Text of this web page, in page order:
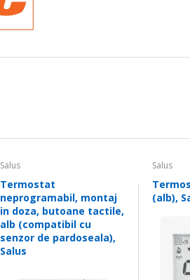
Salus
Termostat
neprogramabil, montaj
in doza, butoane tactile,
alb (compatibil cu
senzor de pardoseala),
Salus
Salus
(alb),